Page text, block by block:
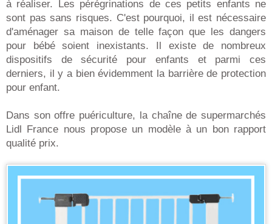
à réaliser. Les pérégrinations de ces petits enfants ne
sont pas sans risques. C'est pourquoi, il est nécessaire
d'aménager sa maison de telle façon que les dangers
pour bébé soient inexistants. Il existe de nombreux
dispositifs de sécurité pour enfants et parmi ces
derniers, il y a bien évidemment la barrière de protection
pour enfant.
Dans son offre puériculture, la chaîne de supermarchés
Lidl France nous propose un modèle à un bon rapport
qualité prix.